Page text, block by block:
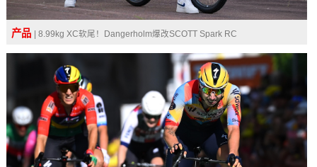
产品 | 8.99kg XC软尾！Dangerholm爆改SCOTT Spark RC